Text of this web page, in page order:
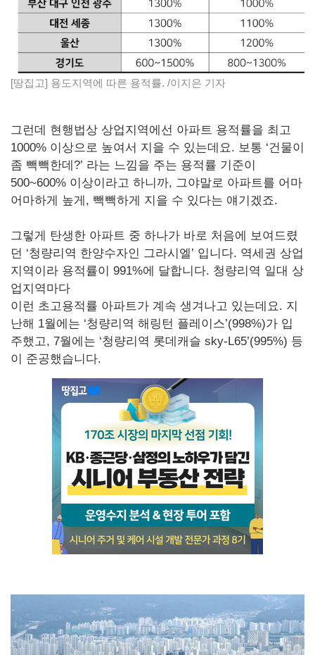
[땅집고] 용도지역에 따른 용적률. /이지은 기자
그런데 현행법상 상업지역에선 아파트 용적률을 최고
1000% 이상으로 높여서 지을 수 있는데요. 보통 ‘건물이
좀 빽빽한데?’ 라는 느낌을 주는 용적률 기준이
500~600% 이상이라고 하니까, 그야말로 아파트를 어마
어마하게 높게, 빽빽하게 지을 수 있다는 얘기겠죠.
그렇게 탄생한 아파트 중 하나가 바로 처음에 보여드렸
던 ‘청량리역 한양수자인 그라시엘’ 입니다. 역세권 상업
지역이라 용적률이 991%에 달합니다. 청량리역 일대 상
업지역마다
이런 초고용적률 아파트가 계속 생겨나고 있는데요. 지
난해 1월에는 ‘청량리역 해링턴 플레이스’(998%)가 입
주했고, 7월에는 ‘청량리역 롯데캐슬 sky-L65’(995%) 등
이 준공했습니다.